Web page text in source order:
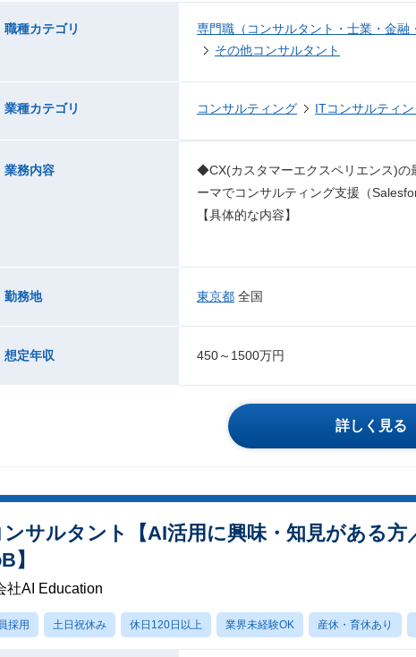
職種カテゴリ 専門職（コンサルタント・士業・金融
その他コンサルタント
業種カテゴリ コンサルティング ITコンサルティ
業務内容
◆CX(カスタマーエクスペリエンス)の
ーマでコンサルティング支援（
【具体的な内容】
勤務地 東京都 全国
想定年収 450～1500万円
詳しく見る
サルタント【AI活用に興味・知見がある
】
社AI Education
採用 土日祝休み 休日120日以上 業界未経験OK 産休・育休あり